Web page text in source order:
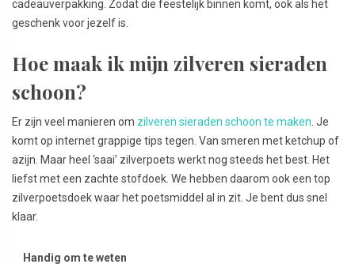
cadeauverpakking. Zodat die feestelijk binnen komt, ook als het
geschenk voor jezelf is.
Hoe maak ik mijn zilveren sieraden
schoon?
Er zijn veel manieren om zilveren sieraden schoon te maken . Je
komt op internet grappige tips tegen. Van smeren met ketchup of
azijn. Maar heel ‘saai’ zilverpoets werkt nog steeds het best. Het
liefst met een zachte stofdoek. We hebben daarom ook een top
zilverpoetsdoek waar het poetsmiddel al in zit. Je bent dus snel
klaar.
Handig om te weten